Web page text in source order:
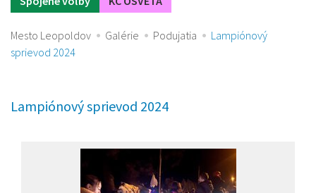
Mesto Leopoldov Galérie Podujatia
Lampiónový
sprievod 2024
Lampiónový sprievod 2024